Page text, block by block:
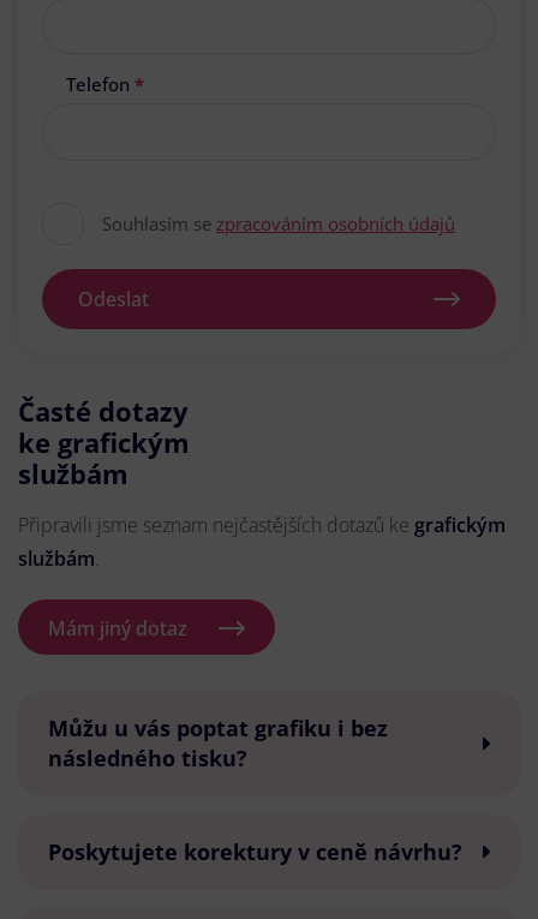
Telefon *
Souhlasím se zpracováním osobních údajů
Odeslat
Časté dotazy
ke grafickým
službám
Připravili jsme seznam nejčastějších dotazů ke grafickým
službám.
Mám jiný dotaz
Můžu u vás poptat grafiku i bez
následného tisku?
Poskytujete korektury v ceně návrhu?